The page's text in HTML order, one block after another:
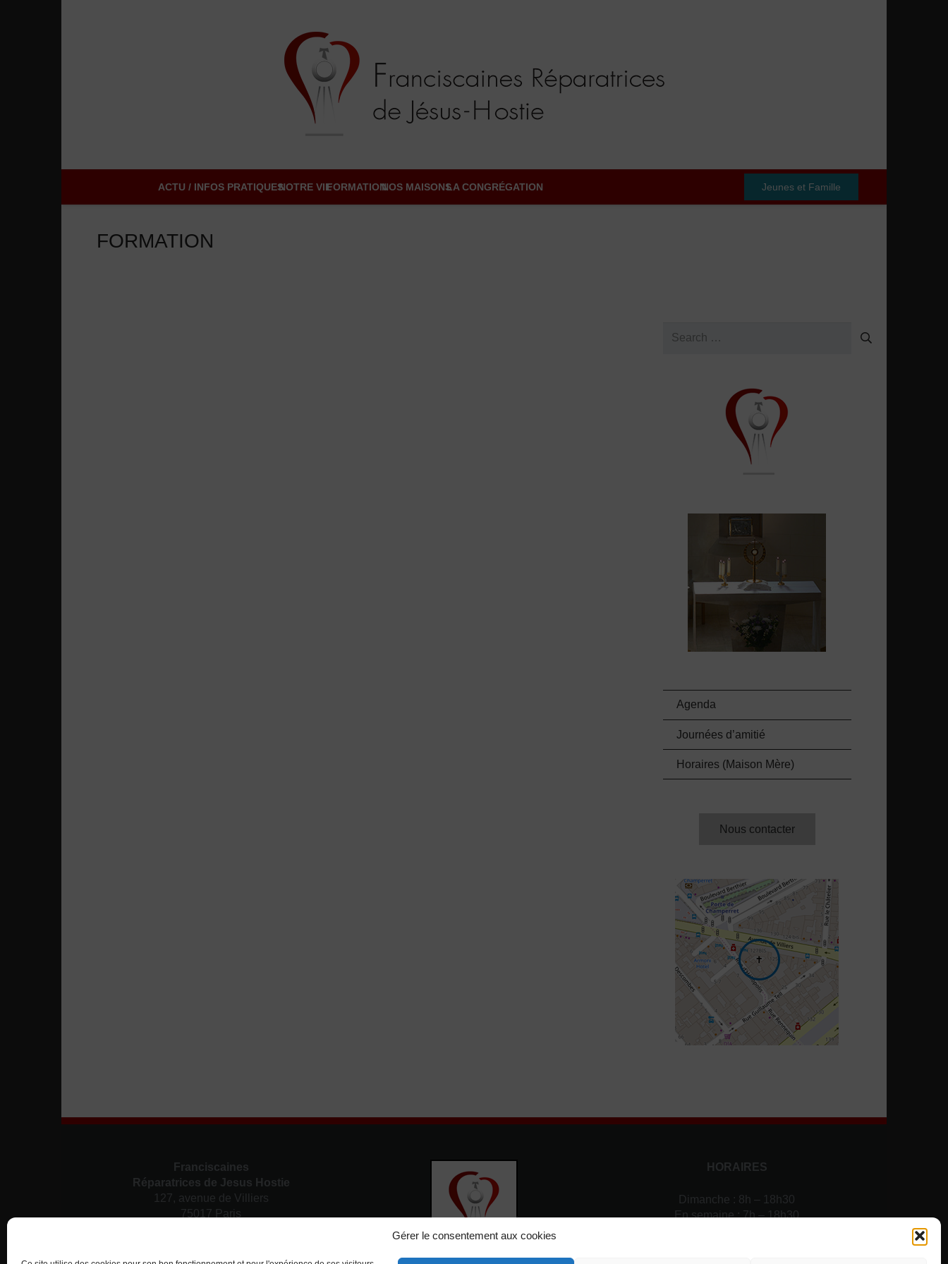
Gérer le consentement aux cookies
ACTU / INFOS PRATIQUESNOTRE VIEFORMATIONNOS MAISONSLA CONGRÉGATION Jeunes et Famille
FORMATION
for:
Agenda
Journées d’amitié
Horaires (Maison Mère)
Nous contacter
Franciscaines
Réparatrices de Jesus Hostie
127, avenue de Villiers
75017 Paris
contact@franciscainesreparatrices.fr
HORAIRES
Dimanche : 8h – 18h30
En semaine : 7h – 18h30